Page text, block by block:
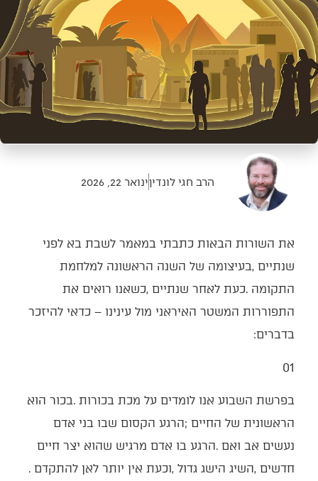
הרב חגי לונדיןינואר 22, 2026
את‭ ‬השורות‭ ‬הבאות‭ ‬כתבתי‭ ‬במאמר‭ ‬לשבת‭ ‬בא‭ ‬לפני‭
‬שנתיים‭, ‬בעיצומה‭ ‬של‭ ‬השנה‭ ‬הראשונה‭ ‬למלחמת‭
‬התקומה‭. ‬כעת‭ ‬לאחר‭ ‬שנתיים‭, ‬כשאנו‭ ‬רואים‭ ‬את‭
‬התפוררות‭ ‬המשטר‭ ‬האיראני‭ ‬מול‭ ‬עינינו‭ ‬‮–‬‭ ‬כדאי‭ ‬להיזכר‭
‬בדברים‭:‬
01‭ ‬
‬הראשונית‭ ‬של‭ ‬החיים‭; ‬הרגע‭ ‬הקסום‭ ‬שבו‭ ‬בני‭ ‬אדם‭
‬נעשים‭ ‬אב‭ ‬ואם‭. ‬הרגע‭ ‬בו‭ ‬אדם‭ ‬מרגיש‭ ‬שהוא‭ ‬יצר‭ ‬חיים‭
‬חדשים‭, ‬השיג‭ ‬הישג‭ ‬גדול‭, ‬וכעת‭ ‬אין‭ ‬יותר‭ ‬לאן‭ ‬להתקדם‭.